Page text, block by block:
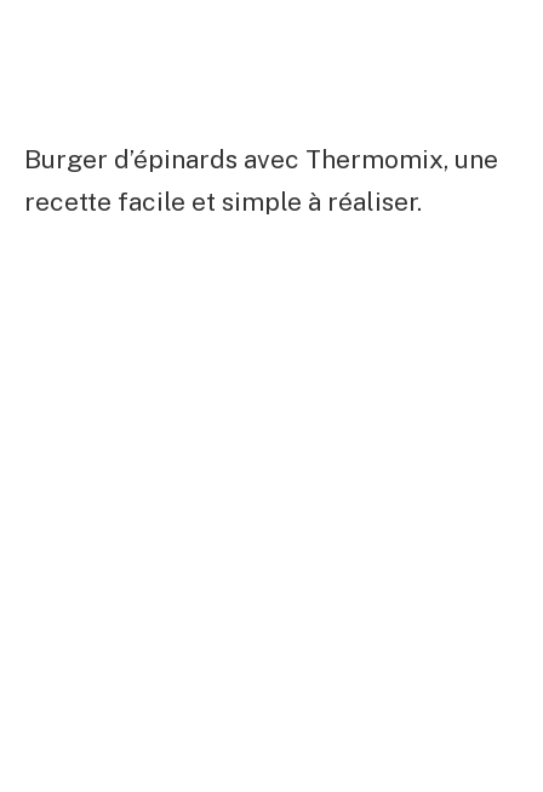
Burger d’épinards avec Thermomix, une
recette facile et simple à réaliser.